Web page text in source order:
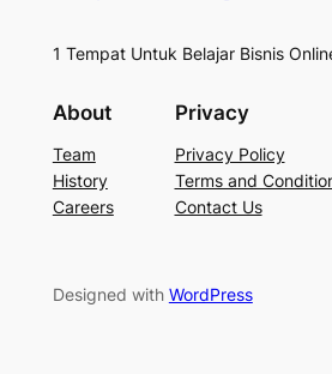
1 Tempat Untuk Belajar Bisnis
About
Team
History
Careers
Privacy
Privacy Policy
Terms and
Contact Us
Designed with WordPress